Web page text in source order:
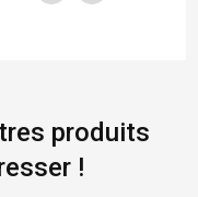
produits
!